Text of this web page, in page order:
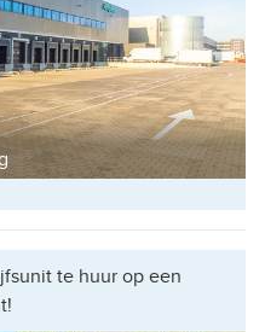
te huur op een